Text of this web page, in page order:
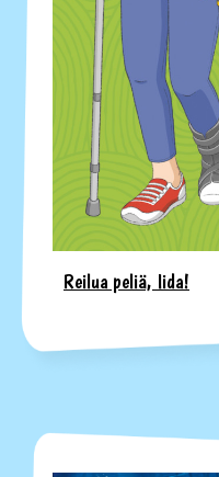
Reilua peliä, Iida!